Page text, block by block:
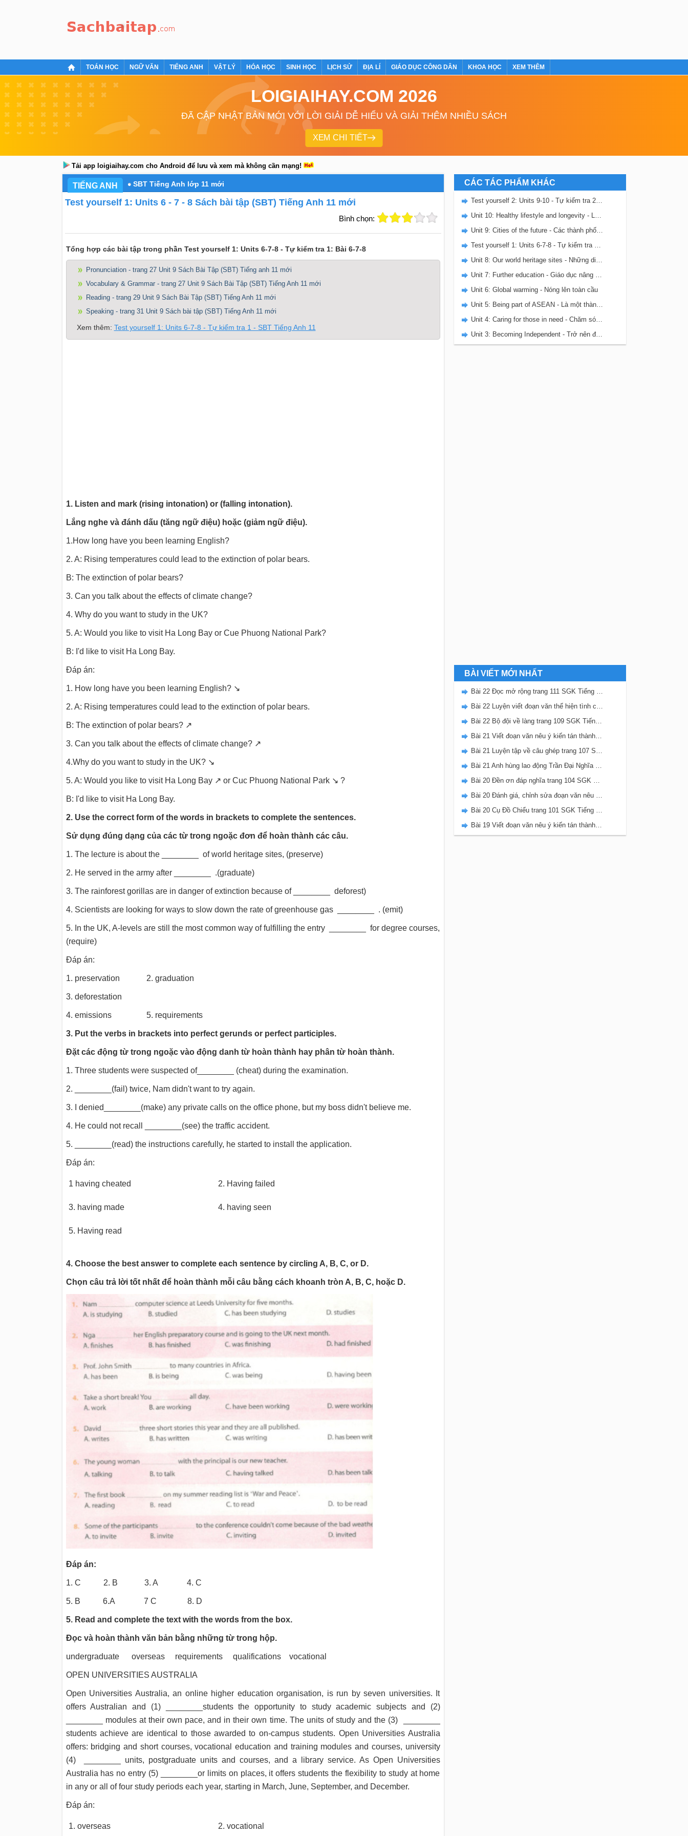
TOÁN HỌC NGỮ VĂN TIẾNG ANH VẬT LÝ HÓA HỌC SINH HỌC LỊCH SỬ ĐỊA LÍ GIÁO DỤC CÔNG DÂN KHOA HỌC XEM THÊM
LOIGIAIHAY.COM 2026
ĐÃ CẬP NHẬT BẢN MỚI VỚI LỜI GIẢI DỄ HIỂU VÀ GIẢI THÊM NHIỀU SÁCH
XEM CHI TIẾT
Tải app loigiaihay.com cho Android để lưu và xem mà không cần mạng!
TIẾNG ANH SBT Tiếng Anh lớp 11 mới
Test yourself 1: Units 6 - 7 - 8 Sách bài tập (SBT) Tiếng Anh 11 mới
Bình chọn:
Tổng hợp các bài tập trong phần Test yourself 1: Units 6-7-8 - Tự kiểm tra 1: Bài 6-7-8
Pronunciation - trang 27 Unit 9 Sách Bài Tập (SBT) Tiếng anh 11 mới
Vocabulary & Grammar - trang 27 Unit 9 Sách Bài Tập (SBT) Tiếng Anh 11 mới
Reading - trang 29 Unit 9 Sách Bài Tập (SBT) Tiếng Anh 11 mới
Speaking - trang 31 Unit 9 Sách bài tập (SBT) Tiếng Anh 11 mới
Xem thêm: Test yourself 1: Units 6-7-8 - Tự kiểm tra 1 - SBT Tiếng Anh 11
1. Listen and mark (rising intonation) or (falling intonation).
Lắng nghe và đánh dấu (tăng ngữ điệu) hoặc (giảm ngữ điệu).
1.How long have you been learning English?
2. A: Rising temperatures could lead to the extinction of polar bears.
B: The extinction of polar bears?
3. Can you talk about the effects of climate change?
4. Why do you want to study in the UK?
5. A: Would you like to visit Ha Long Bay or Cue Phuong National Park?
B: I'd like to visit Ha Long Bay.
Đáp án:
1. How long have you been learning English? ↘
2. A: Rising temperatures could lead to the extinction of polar bears.
B: The extinction of polar bears? ↗
3. Can you talk about the effects of climate change? ↗
4.Why do you want to study in the UK? ↘
5. A: Would you like to visit Ha Long Bay ↗ or Cuc Phuong National Park ↘ ?
B: I'd like to visit Ha Long Bay.
2. Use the correct form of the words in brackets to complete the sentences.
Sử dụng đúng dạng của các từ trong ngoặc đơn để hoàn thành các câu.
1. The lecture is about the ________ of world heritage sites, (preserve)
2. He served in the army after ________ .(graduate)
3. The rainforest gorillas are in danger of extinction because of ________ deforest)
4. Scientists are looking for ways to slow down the rate of greenhouse gas ________ . (emit)
5. In the UK, A-levels are still the most common way of fulfilling the entry ________ for degree courses,
(require)
Đáp án:
1. preservation 2. graduation
3. deforestation
4. emissions 5. requirements
3. Put the verbs in brackets into perfect gerunds or perfect participles.
Đặt các động từ trong ngoặc vào động danh từ hoàn thành hay phân từ hoàn thành.
1. Three students were suspected of________ (cheat) during the examination.
2. ________(fail) twice, Nam didn't want to try again.
3. I denied________(make) any private calls on the office phone, but my boss didn't believe me.
4. He could not recall ________(see) the traffic accident.
5. ________(read) the instructions carefully, he started to install the application.
Đáp án:
1 having cheated 2. Having failed
3. having made 4. having seen
5. Having read
4. Choose the best answer to complete each sentence by circling A, B, C, or D.
Chọn câu trả lời tốt nhất để hoàn thành mỗi câu bằng cách khoanh tròn A, B, C, hoặc D.
Đáp án:
1. C 2. B 3. A 4. C
5. B 6.A 7 C 8. D
5. Read and complete the text with the words from the box.
Đọc và hoàn thành văn bản bằng những từ trong hộp.
undergraduate overseas requirements qualifications vocational
OPEN UNIVERSITIES AUSTRALIA
Open Universities Australia, an online higher education organisation, is run by seven universities. It
offers Australian and (1) ________students the opportunity to study academic subjects and (2)
________ modules at their own pace, and in their own time. The units of study and the (3) ________
students achieve are identical to those awarded to on-campus students. Open Universities Australia
offers: bridging and short courses, vocational education and training modules and courses, university
(4) ________ units, postgraduate units and courses, and a library service. As Open Universities
Australia has no entry (5) ________or limits on places, it offers students the flexibility to study at home
in any or all of four study periods each year, starting in March, June, September, and December.
Đáp án:
1. overseas 2. vocational
CÁC TÁC PHẨM KHÁC
Test yourself 2: Units 9-10 - Tự kiểm tra 2 - SBT Tiếng Anh 11
Unit 10: Healthy lifestyle and longevity - Lối sống lành mạnh và tuổi thọ
Unit 9: Cities of the future - Các thành phố của tương lai
Test yourself 1: Units 6-7-8 - Tự kiểm tra 1 - SBT Tiếng Anh 11
Unit 8: Our world heritage sites - Những di sản thế giới của chúng ta
Unit 7: Further education - Giáo dục nâng cao
Unit 6: Global warming - Nóng lên toàn cầu
Unit 5: Being part of ASEAN - Là một thành viên của ASEAN
Unit 4: Caring for those in need - Chăm sóc cho những người cần giúp đỡ
Unit 3: Becoming Independent - Trở nên độc lập
BÀI VIẾT MỚI NHẤT
Bài 22 Đọc mở rộng trang 111 SGK Tiếng Việt 5 Kết nối tri thức tập 2
Bài 22 Luyện viết đoạn văn thể hiện tình cảm, cảm xúc về một sự việc trang 111 SGK Tiếng Việt 5 Kết nối tri thức tập 2
Bài 22 Bộ đội về làng trang 109 SGK Tiếng Việt 5 Kết nối tri thức tập 2
Bài 21 Viết đoạn văn nêu ý kiến tán thành một sự việc, hiện tượng (Bài viết số 2) trang 108 SGK Tiếng Việt 5 Kết nối tri thức tập 2
Bài 21 Luyện tập về câu ghép trang 107 SGK Tiếng Việt 5 Kết nối tri thức tập 2
Bài 21 Anh hùng lao động Trần Đại Nghĩa trang 106 SGK Tiếng Việt 5 Kết nối tri thức tập 2
Bài 20 Đền ơn đáp nghĩa trang 104 SGK Tiếng Việt 5 Kết nối tri thức tập 2
Bài 20 Đánh giá, chỉnh sửa đoạn văn nêu ý kiến tán thành một sự vật, hiện tượng trang 103 SGK Tiếng Việt 5 Kết nối tri thức tập 2
Bài 20 Cụ Đồ Chiểu trang 101 SGK Tiếng Việt 5 Kết nối tri thức tập 2
Bài 19 Viết đoạn văn nêu ý kiến tán thành một sự việc, hiện tượng (Bài viết số 1) trang 100 SGK Tiếng Việt 5 Kết nối tri thức tập 2